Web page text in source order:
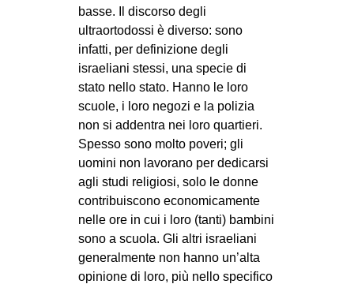
basse. Il discorso degli
ultraortodossi è diverso: sono
infatti, per definizione degli
israeliani stessi, una specie di
stato nello stato. Hanno le loro
scuole, i loro negozi e la polizia
non si addentra nei loro quartieri.
Spesso sono molto poveri; gli
uomini non lavorano per dedicarsi
agli studi religiosi, solo le donne
contribuiscono economicamente
nelle ore in cui i loro (tanti) bambini
sono a scuola. Gli altri israeliani
generalmente non hanno un’alta
opinione di loro, più nello specifico